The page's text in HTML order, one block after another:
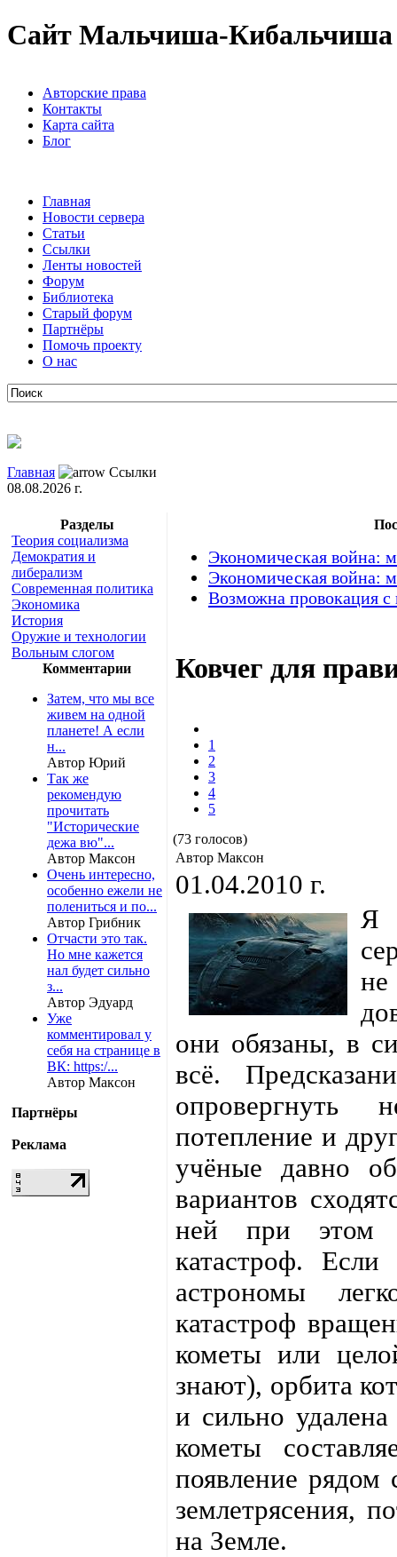
Сайт Мальчиша-Кибальчиша
Авторские права
Контакты
Карта сайта
Блог
Главная
Новости сервера
Статьи
Ссылки
Ленты новостей
Форум
Библиотека
Старый форум
Партнёры
Помочь проекту
О нас
Главная
Ссылки
08.08.2026 г.
Разделы
Теория социализма
Демократия и
либерализм
Современная политика
Экономика
История
Оружие и технологии
Вольным слогом
Комментарии
Затем, что мы все
живем на одной
планете! А если
н...
Автор Юрий
Так же
рекомендую
прочитать
"Исторические
дежа вю"...
Автор Максон
Очень интересно,
особенно ежели не
полениться и по...
Автор Грибник
Отчасти это так.
Но мне кажется
нал будет сильно
з...
Автор Эдуард
Уже
комментировал у
себя на странице в
ВК: https:/...
Автор Максон
Партнёры
Реклама
Экономическая война:
Экономическая война:
Возможна провокация
Ковчег для
1
2
3
4
5
(73 голосов)
Автор Максон
01.04.2010 г.
Я
не
они обязаны, в
всё.
опровергнуть
потепление и
учёные давно
вариантов
ней при этом
катастроф.
астрономы
катастроф
кометы или
знают), орбита
и сильно
кометы
появление рядом
землетрясения,
на Земле.